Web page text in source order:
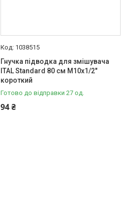
1038515
Гнучка підводка для змішувача
ITAL Standard 80 см M10x1/2"
короткий
Готово до відправки 27 од.
94 ₴